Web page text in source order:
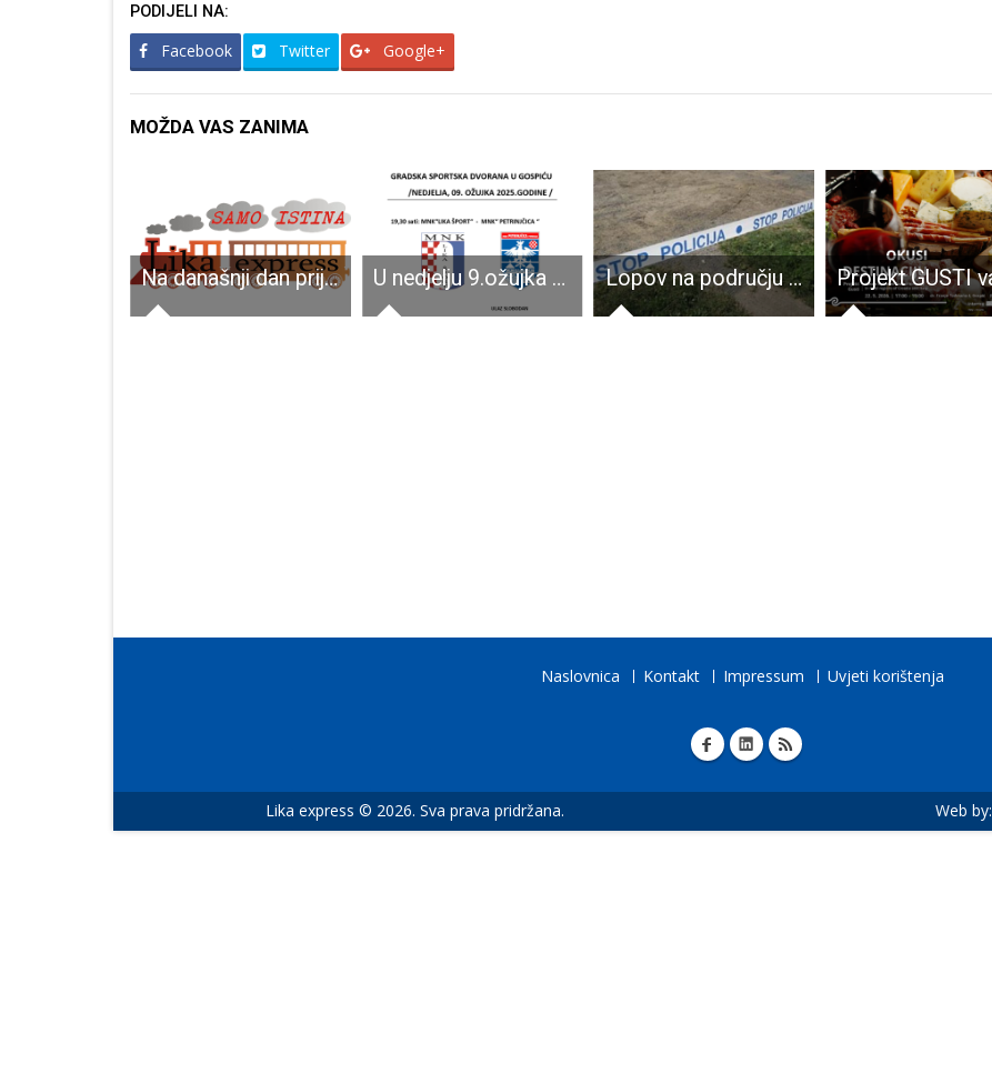
PODIJELI NA:
Facebook Twitter Google+
MOŽDA VAS ZANIMA
Na današnji dan prije 26 godina Hrvatska je međunarodno priznata!!! U nedjelju 9.ožujka uživajte u malonogometnom derbiju između Lika športa i Petrinjčice Lopov na području Brinja iz staje ukrao šest ovaca i tri janjeta
Naslovnica Kontakt Impressum Uvjeti korištenja
Lika express © 2026. Sva prava pridržana. Web by: